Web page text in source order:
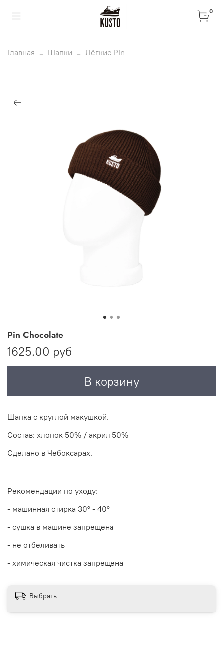
0
Главная Шапки Лёгкие Pin
Pin Chocolate
1625.00 руб
В корзину
Шапка с круглой макушкой.
Состав: хлопок 50% / акрил 50%
Сделано в Чебоксарах.
Рекомендации по уходу:
- машинная стирка 30° - 40°
- сушка в машине запрещена
- не отбеливать
- химическая чистка запрещена
Выбрать